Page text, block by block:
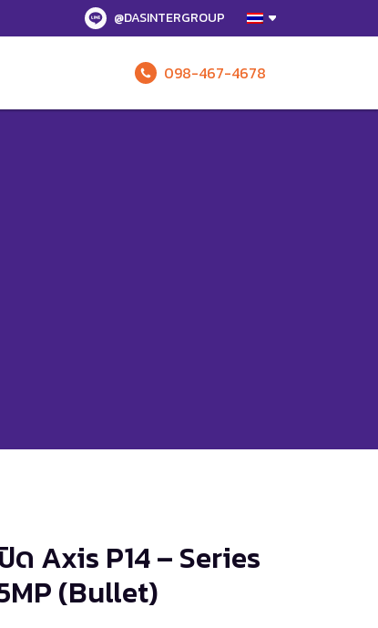
@DASINTERGROUP
098-467-4678
Axis P14 – Series
(Bullet)